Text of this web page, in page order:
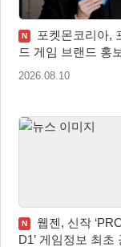
N
포켓몬코리아,
드 게임 브랜드 홍
배우 변우석 선정!
2026.08.10
N
웹젠, 신작
D1’ 게임정보 최초